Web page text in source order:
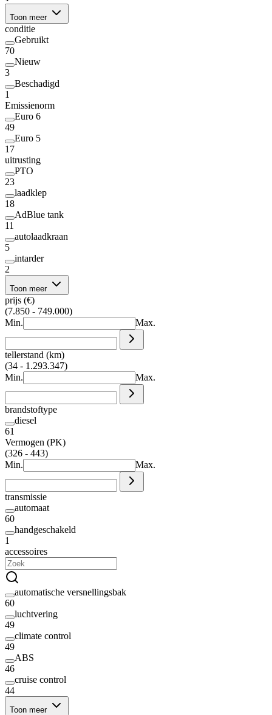
Toon meer
conditie
Gebruikt
70
Nieuw
3
Beschadigd
1
Emissienorm
Euro 6
49
Euro 5
17
uitrusting
PTO
23
laadklep
18
AdBlue tank
11
autolaadkraan
5
intarder
2
Toon meer
prijs (€)
(7.850 - 749.000)
Min.
Max.
tellerstand (km)
(34 - 1.293.347)
Min.
Max.
brandstoftype
diesel
61
Vermogen (PK)
(326 - 443)
Min.
Max.
transmissie
automaat
60
handgeschakeld
1
accessoires
automatische versnellingsbak
60
luchtvering
49
climate control
49
ABS
46
cruise control
44
Toon meer